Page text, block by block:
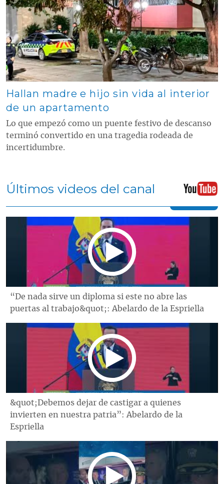
Hallan madre e hijo sin vida al interior
de un apartamento
Lo que empezó como un puente festivo de descanso
terminó convertido en una tragedia rodeada de
incertidumbre.
Últimos videos del canal
“De nada sirve un diploma si este no abre las
puertas al trabajo&quot;: Abelardo de la Espriella
&quot;Debemos dejar de castigar a quienes
invierten en nuestra patria”: Abelardo de la
Espriella